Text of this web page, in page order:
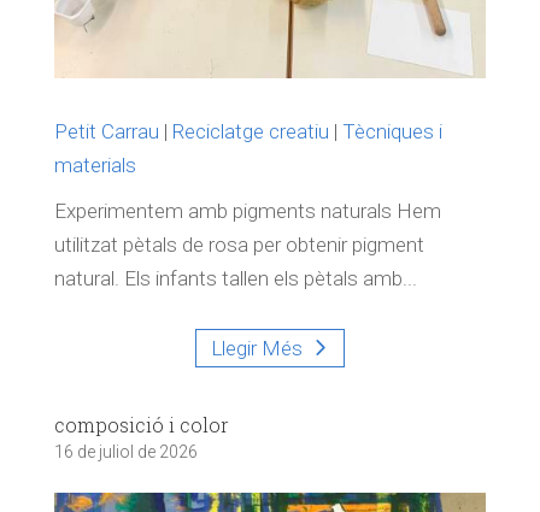
Petit Carrau | Reciclatge creatiu | Tècniques i
materials
Experimentem amb pigments naturals Hem
utilitzat pètals de rosa per obtenir pigment
natural. Els infants tallen els pètals amb...
Llegir Més
composició i color
16 de juliol de 2026